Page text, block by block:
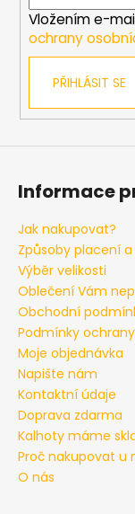
Vložením e-
ochrany
PŘIHLÁSIT SE
Informace
Jak nakupovat?
Způsoby placení
Výběr velikosti
Oblečení Vám
Obchodní
Podmínky
Moje objednávka
Napište nám
Kontaktní údaje
Doprava zdarma
Kalhoty máme
Proč nakupovat u
O nás